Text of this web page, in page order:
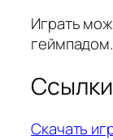
Играть
геймпадом.
Ссылки
Скачать